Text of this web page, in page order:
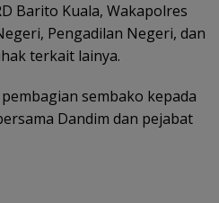
Barito Kuala, Wakapolres
Pengadilan Negeri, dan
terkait lainya.
sembako kepada
Dandim dan pejabat